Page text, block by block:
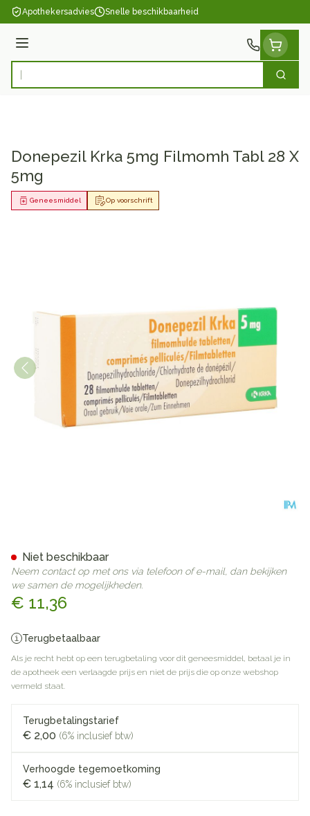
Ga naar de inhoud
Apothekersadvies Snelle beschikbaarheid
Menu
Product, merk, categorie... Zoek
Donepezil Krka 5mg Filmomh Tabl 28 X
5mg
Op voorschrift
Geneesmiddel
€ 11,36
Terugbetaalbaar
Als je recht hebt op een terugbetaling voor dit geneesmiddel, betaal je in
de apotheek een verlaagde prijs en niet de prijs die op onze webshop
vermeld staat.
Terugbetalingstarief
€ 2,00 (6% inclusief btw)
Verhoogde tegemoetkoming
€ 1,14 (6% inclusief btw)
Niet beschikbaar
Neem contact op met ons via telefoon of e-mail, dan bekijken
we samen de mogelijkheden.